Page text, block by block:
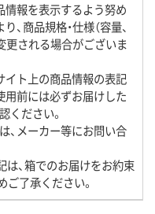
情報を表示するよう努め
商品規格・仕様（容量、
更される場合がございま
イト上の商品情報の表記
用前には必ずお届けした
ください。
、メーカー等にお問い合
は、箱でのお届けをお約束
了承ください。